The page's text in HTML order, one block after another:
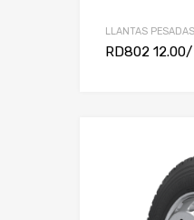
LLANTAS PESADAS
RD802